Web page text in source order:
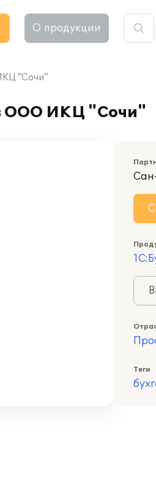
О продукции
"Сочи"
ООО ИКЦ "Сочи"
Теги